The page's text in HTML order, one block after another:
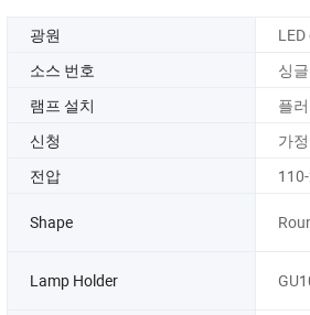
광원
소스 번호
싱
램프 설치
플
신청
가
전압
Shape
Lamp Holder